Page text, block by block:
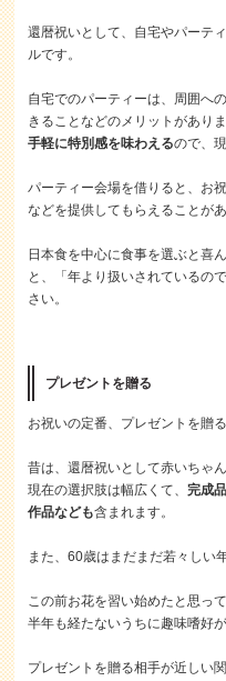
還暦祝いとして、自宅やパーテ
ルです。
自宅でのパーティーは、周囲へ
きることなどのメリットがありま
手軽に特別感を味わえるので、
パーティー会場を借りると、お
などを提供してもらえることがあ
日本食を中心に食事を選ぶと喜
と、「年より扱いされているの
さい。
プレゼントを贈る
お祝いの定番、プレゼントを贈る
昔は、還暦祝いとして赤いちゃ
現在の選択肢は幅広くて、完成
作品なども含まれます。
また、60歳はまだまだ若々しい
この前お花を習い始めたと思っ
半年も経たないうちに趣味嗜好
プレゼントを贈る相手が近しい